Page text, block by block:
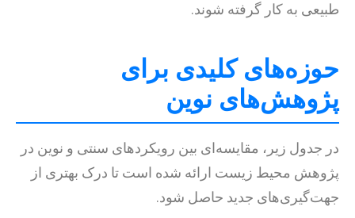
طبیعی به کار گرفته شوند.
حوزه‌های کلیدی برای
پژوهش‌های نوین
در جدول زیر، مقایسه‌ای بین رویکردهای سنتی و نوین در
پژوهش محیط زیست ارائه شده است تا درک بهتری از
جهت‌گیری‌های جدید حاصل شود.